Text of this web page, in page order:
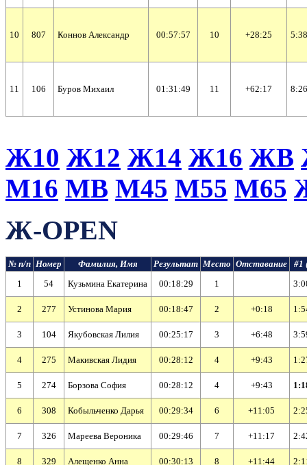
10 807 Коннов Александр 00:57:57 10 +28:25
11 106 Буров Михаил 01:31:49 11 +62:17
Ж10 Ж12 Ж14 Ж16 ЖВ
М16 МВ М45 М55 М65
Ж-OPEN
№ п/п Номер Фамилия, Имя Результат Место Отставание
#1
1
54 Кузьмина Екатерина 00:18:29 1
2 277 Устинова Мария 00:18:47 2 +0:18
3 104 Якубовская Лилия 00:25:17 3 +6:48
4 275 Макивская Лидия 00:28:12 4 +9:43
5 274 Борзова София 00:28:12 4 +9:43
6 308 Кобыльченко Дарья 00:29:34 6 +11:05
7 326 Мареева Вероника 00:29:46 7 +11:17
8 329 Алещенко Анна 00:30:13 8 +11:44